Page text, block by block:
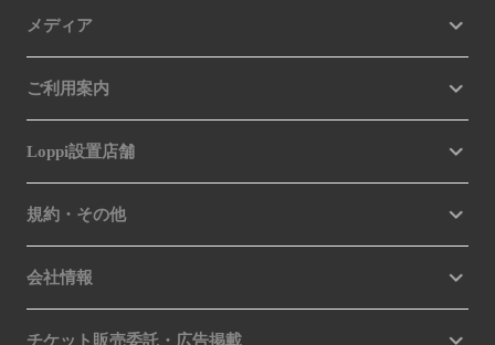
メディア
ご利用案内
Loppi設置店舗
規約・その他
会社情報
チケット販売委託・広告掲載